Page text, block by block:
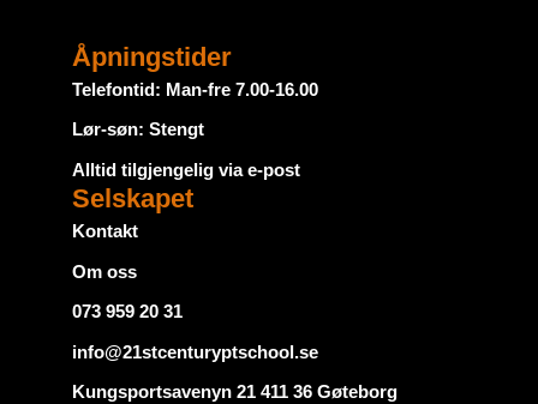
Åpningstider
Telefontid: Man-fre 7.00-16.00
Lør-søn: Stengt
Alltid tilgjengelig via e-post
Selskapet
Kontakt
Om oss
073 959 20 31
info@21stcenturyptschool.se
Kungsportsavenyn 21 411 36 Gøteborg